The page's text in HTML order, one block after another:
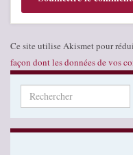
Ce site utilise Akismet pour
façon dont les données de vos
Search for: